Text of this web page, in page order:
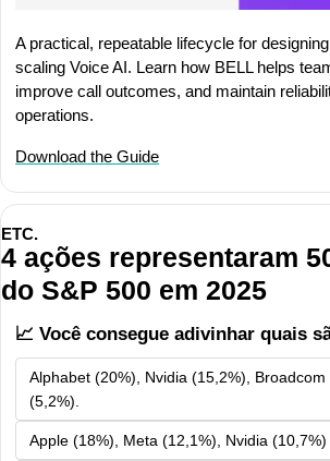
A practical, repeatable lifecycle for
scaling Voice AI. Learn how BELL helps
improve call outcomes, and maintain
operations.
Download the Guide
ETC.
4 ações representaram
do S&P 500 em 2025
📈 Você consegue adivinhar quais
Alphabet (20%), Nvidia (15,2%),
(5,2%).
Apple (18%), Meta (12,1%), Nvidia (10,7%)